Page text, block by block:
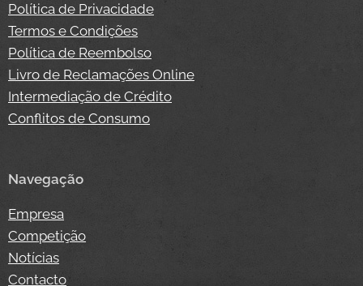
Política de Privacidade
Termos e Condições
Política de Reembolso
Livro de Reclamações Online
Intermediação de Crédito
Conflitos de Consumo
Navegação
Empresa
Competição
Notícias
Contacto